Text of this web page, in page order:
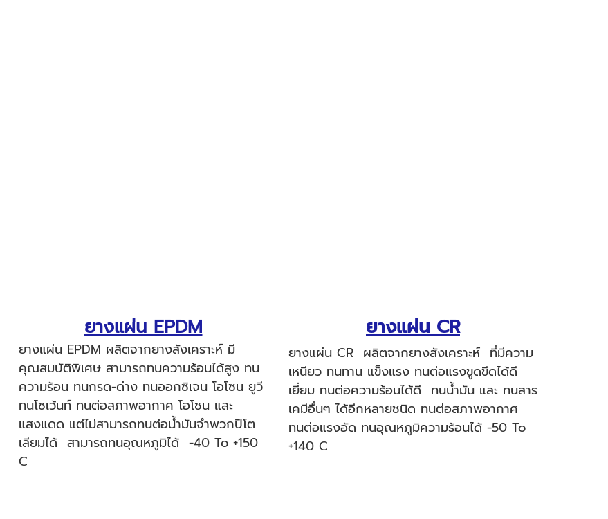
ยางแผ่น EPDM
ยางแผ่น EPDM ผลิตจากยางสังเคราะห์ มี
คุณสมบัติพิเศษ สามารถทนความร้อนได้สูง ทน
ความร้อน ทนกรด-ด่าง ทนออกซิเจน โอโซน ยูวี
ทนโซเว้นท์ ทนต่อสภาพอากาศ โอโซน และ
แสงแดด แต่ไม่สามารถทนต่อน้ำมันจำพวกปิโต
เลียมได้ สามารถทนอุณหภูมิได้ -40 To +150
ํC
ยางแผ่น CR
ยางแผ่น CR ผลิตจากยางสังเคราะห์ ที่มีความ
เหนียว ทนทาน แข็งแรง ทนต่อแรงขูดขีดได้ดี
เยี่ยม ทนต่อความร้อนได้ดี ทนน้ำมัน และ ทนสาร
เคมีอื่นๆ ได้อีกหลายชนิด ทนต่อสภาพอากาศ
ทนต่อแรงอัด ทนอุณหภูมิความร้อนได้ -50 To
+140 C